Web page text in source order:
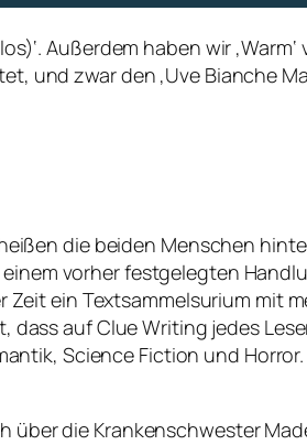
Außerdem haben wir ‚Warm‘
und zwar den ‚Uve Bianche
die beiden Menschen
vorher festgelegten
ein Textsammelsurium mit
dass auf Clue Writing jedes
Science Fiction und
über die Krankenschwester